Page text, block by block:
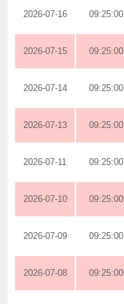
2026-07-16 09:25:00
2026-07-15 09:25:00
2026-07-14 09:25:00
2026-07-13 09:25:00
2026-07-11 09:25:00
2026-07-10 09:25:00
2026-07-09 09:25:00
2026-07-08 09:25:00